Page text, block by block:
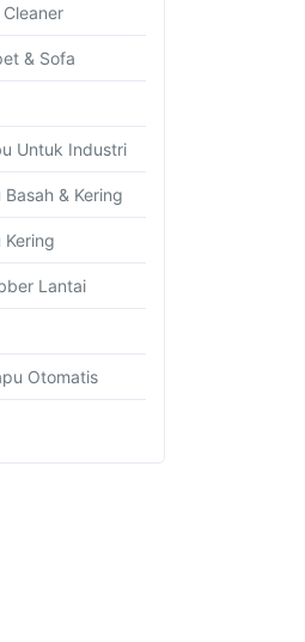
& Sofa
Untuk Industri
& Kering
Lantai
Otomatis